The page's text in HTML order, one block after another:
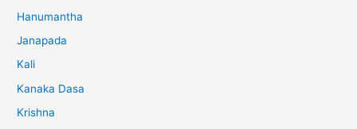
Hanumantha
Janapada
Kali
Kanaka Dasa
Krishna